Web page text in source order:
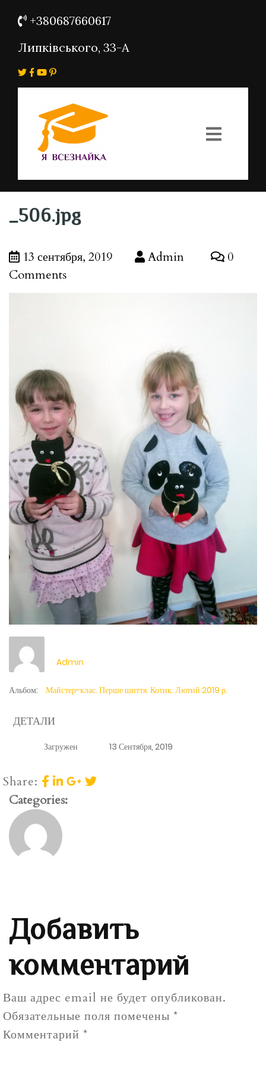
+380687660617
Липківського, 33-А
_506.jpg
13 сентября, 2019 Admin
0
Comments
Admin
Альбом: Майстер-клас. Перше шиття. Котик. Лютий 2019 р.
ДЕТАЛИ
Загружен 13 Сентября, 2019
Share:
Categories:
Добавить
комментарий
Ваш адрес email не будет опубликован.
Обязательные поля помечены *
Комментарий *